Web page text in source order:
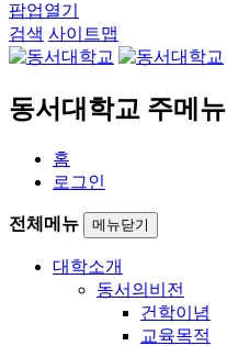
팝업열기
검색 사이트맵
동서대학교 주메뉴
홈
로그인
전체메뉴 메뉴닫기
대학소개
동서의비전
건학이념
교육목적